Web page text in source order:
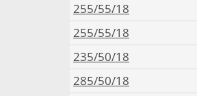
255/55/18
255/55/18
235/50/18
285/50/18